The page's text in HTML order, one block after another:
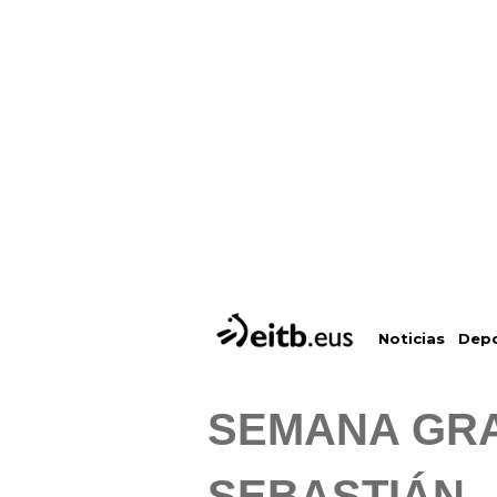
Noticias
SEMANA